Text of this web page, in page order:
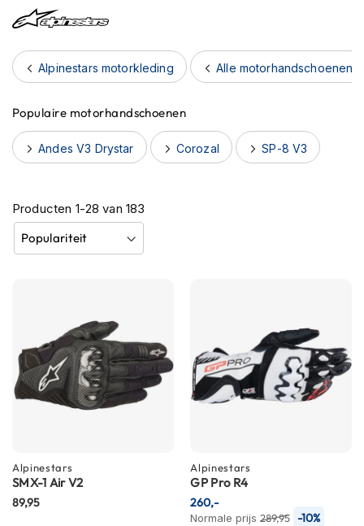
r
h
e
l
e
n
B
e
t
o
o
m
e
n
o
n
h
Producten 1-28 van 183
Alpinestars
SMX-1 Air V2
89,95
Alpinestars
GP Pro R4
Normale prijs 289,95 -10%
260,-
Alpinestars motorkleding Alle motorhandschoenen
Populaire motorhandschoenen
Andes V3 Drystar Corozal SP-8 V3